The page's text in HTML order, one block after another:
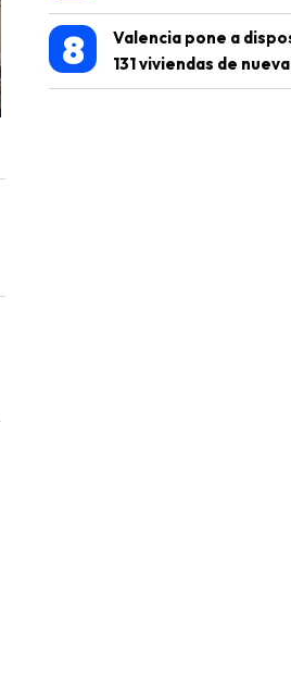
8
Valencia pone a
131 viviendas de